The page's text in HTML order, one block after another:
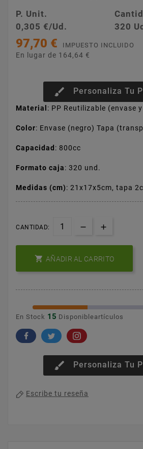
P. Unit.
0,305 €/Ud.
320
97,70 € IMPUESTO INCLUIDO
En lugar de 164,64 €
brush Personaliza Tu
Material : PP Reutilizable (envase
Color: Envase (negro) Tapa
Capacidad : 800cc
Formato caja: 320 und.
Medidas (cm): 21x17x5cm, tapa
CANTIDAD:
 AÑADIR AL CARRITO
En Stock 15 Disponibleartículos
brush Personaliza Tu
Escribe tu reseña